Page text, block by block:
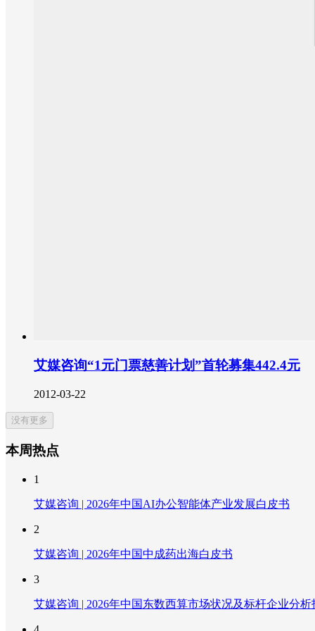
艾媒咨询“1元门票慈善计划”首轮募集442.4元
2012-03-22
没有更多
本周热点
1
艾媒咨询 | 2026年中国AI办公智能体产业发展白皮书
2
艾媒咨询 | 2026年中国中成药出海白皮书
3
艾媒咨询 | 2026年中国东数西算市场状况及标杆企业分析